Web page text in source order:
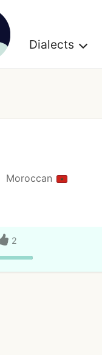
Dialects
Moroccan
2